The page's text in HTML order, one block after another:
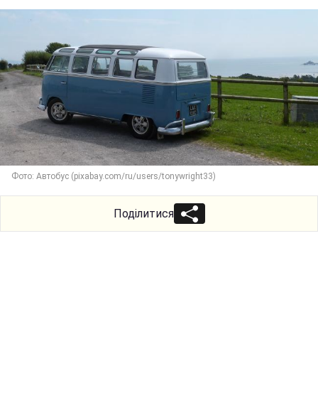
Фото: Автобус (pixabay.com/ru/users/tonywright33)
Поділитися